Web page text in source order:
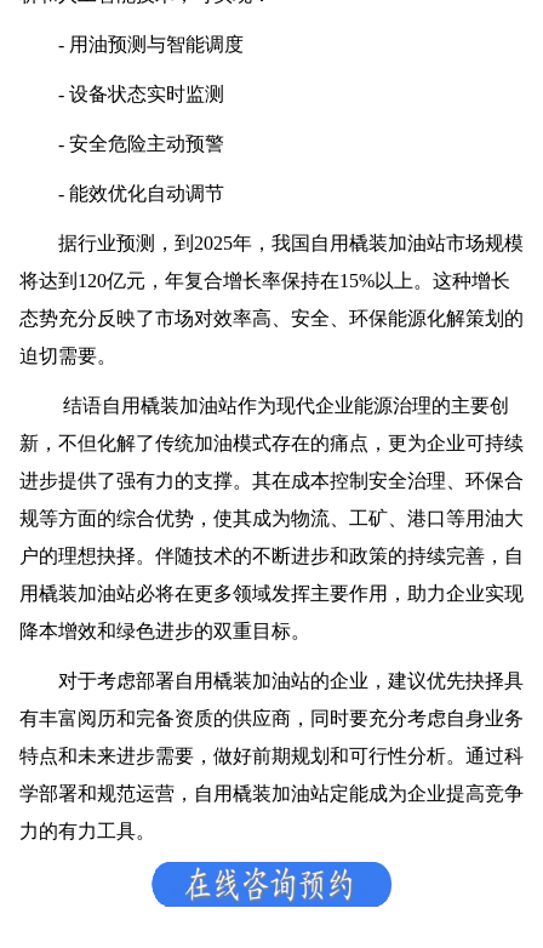
- 用油预测与智能调度
- 设备状态实时监测
- 安全危险主动预警
- 能效优化自动调节
据行业预测，到2025年，我国自用橇装加油站市场规模
将达到120亿元，年复合增长率保持在15%以上。这种增长
态势充分反映了市场对效率高、安全、环保能源化解策划的
迫切需要。
结语自用橇装加油站作为现代企业能源治理的主要创
新，不但化解了传统加油模式存在的痛点，更为企业可持续
进步提供了强有力的支撑。其在成本控制安全治理、环保合
规等方面的综合优势，使其成为物流、工矿、港口等用油大
户的理想抉择。伴随技术的不断进步和政策的持续完善，自
用橇装加油站必将在更多领域发挥主要作用，助力企业实现
降本增效和绿色进步的双重目标。
对于考虑部署自用橇装加油站的企业，建议优先抉择具
有丰富阅历和完备资质的供应商，同时要充分考虑自身业务
特点和未来进步需要，做好前期规划和可行性分析。通过科
学部署和规范运营，自用橇装加油站定能成为企业提高竞争
力的有力工具。